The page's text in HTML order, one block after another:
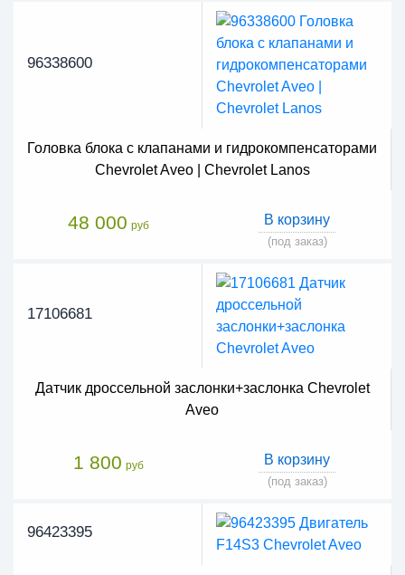
96338600
Головка блока с клапанами и гидрокомпенсаторами
Chevrolet Aveo | Chevrolet Lanos
48 000 руб В корзину
(под заказ)
17106681
Датчик дроссельной заслонки+заслонка Chevrolet
Aveo
1 800 руб В корзину
(под заказ)
96423395